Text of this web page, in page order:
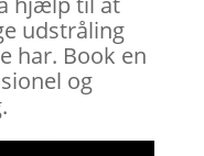
udstråling
har. Book en
og